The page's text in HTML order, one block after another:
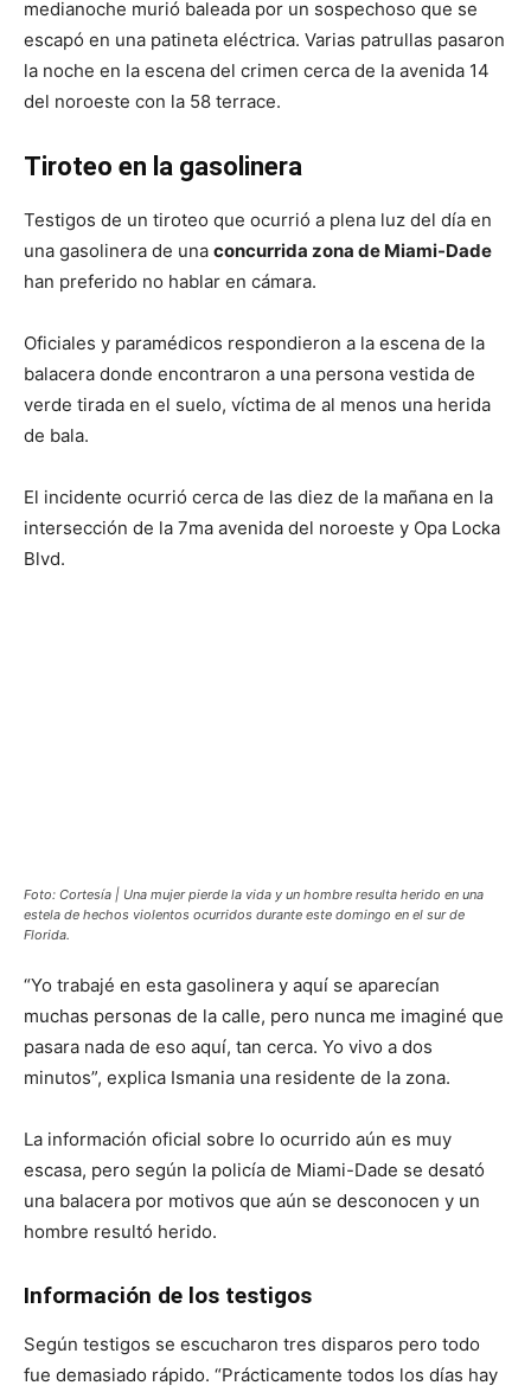
medianoche murió baleada por un sospechoso que se
escapó en una patineta eléctrica. Varias patrullas pasaron
la noche en la escena del crimen cerca de la avenida 14
del noroeste con la 58 terrace.
Tiroteo en la gasolinera
Testigos de un tiroteo que ocurrió a plena luz del día en
una gasolinera de una concurrida zona de Miami-Dade
han preferido no hablar en cámara.
Oficiales y paramédicos respondieron a la escena de la
balacera donde encontraron a una persona vestida de
verde tirada en el suelo, víctima de al menos una herida
de bala.
El incidente ocurrió cerca de las diez de la mañana en la
intersección de la 7ma avenida del noroeste y Opa Locka
Blvd.
Foto: Cortesía | Una mujer pierde la vida y un hombre resulta herido en una
estela de hechos violentos ocurridos durante este domingo en el sur de
Florida.
“Yo trabajé en esta gasolinera y aquí se aparecían
muchas personas de la calle, pero nunca me imaginé que
pasara nada de eso aquí, tan cerca. Yo vivo a dos
minutos”, explica Ismania una residente de la zona.
La información oficial sobre lo ocurrido aún es muy
escasa, pero según la policía de Miami-Dade se desató
una balacera por motivos que aún se desconocen y un
hombre resultó herido.
Información de los testigos
Según testigos se escucharon tres disparos pero todo
fue demasiado rápido. “Prácticamente todos los días hay